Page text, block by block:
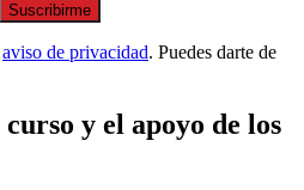
Suscribirme
aviso de privacidad. Puedes darte de
y el apoyo de los